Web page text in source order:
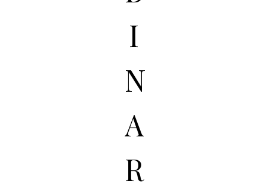
I
N
A
R